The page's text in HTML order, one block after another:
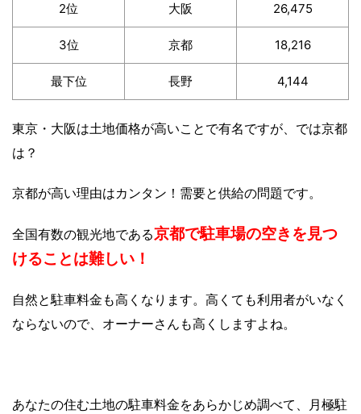
2位 大阪 26,475
3位 京都 18,216
最下位 長野 4,144
東京・大阪は土地価格が高いことで有名ですが、では京都
は？
京都が高い理由はカンタン！需要と供給の問題です。
全国有数の観光地である京都で駐車場の空きを見つ
けることは難しい！
自然と駐車料金も高くなります。高くても利用者がいなく
ならないので、オーナーさんも高くしますよね。
あなたの住む土地の駐車料金をあらかじめ調べて、月極駐